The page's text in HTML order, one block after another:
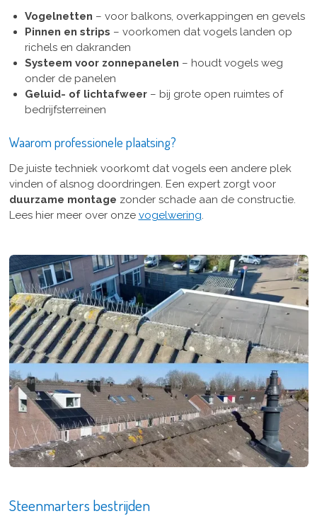
Vogelnetten – voor balkons, overkappingen en gevels
Pinnen en strips – voorkomen dat vogels landen op
richels en dakranden
Systeem voor zonnepanelen – houdt vogels weg
onder de panelen
Geluid- of lichtafweer – bij grote open ruimtes of
bedrijfsterreinen
Waarom professionele plaatsing?
De juiste techniek voorkomt dat vogels een andere plek
vinden of alsnog doordringen. Een expert zorgt voor
duurzame montage zonder schade aan de constructie.
Lees hier meer over onze vogelwering.
Steenmarters bestrijden